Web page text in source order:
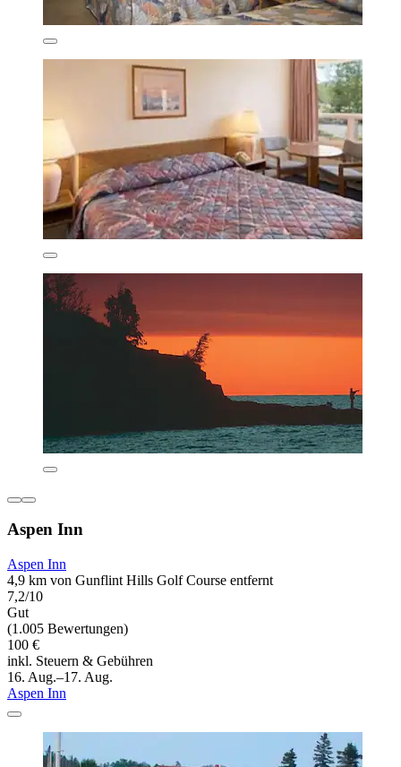
Aspen Inn
Aspen Inn
4,9 km von Gunflint Hills Golf Course entfernt
7,2/10
Gut
(1.005 Bewertungen)
100 €
inkl. Steuern & Gebühren
16. Aug.–17. Aug.
Aspen Inn